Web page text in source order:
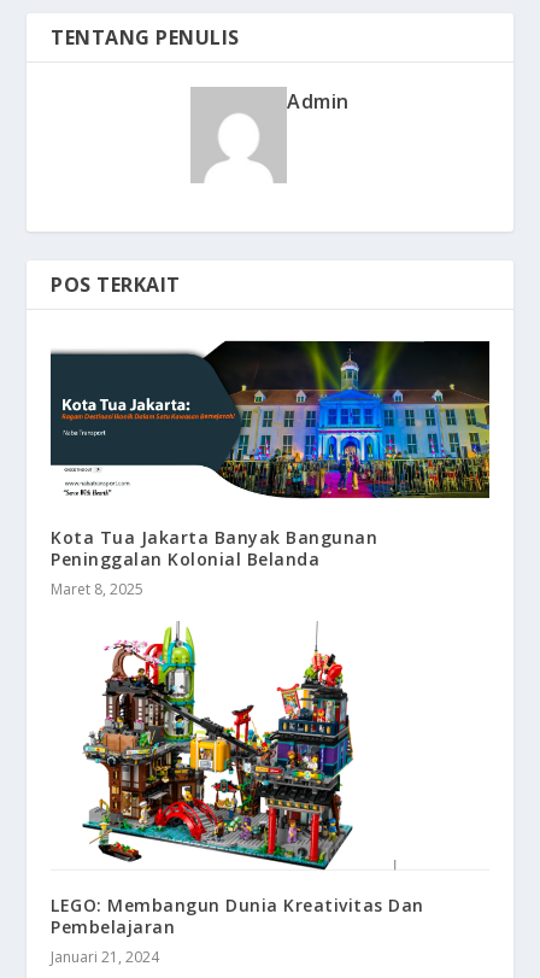
TENTANG PENULIS
Admin
POS TERKAIT
Kota Tua Jakarta Banyak Bangunan
Peninggalan Kolonial Belanda
Maret 8, 2025
LEGO: Membangun Dunia Kreativitas Dan
Pembelajaran
Januari 21, 2024